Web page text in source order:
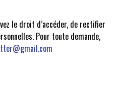
le droit d’accéder, de rectifier
Pour toute demande,